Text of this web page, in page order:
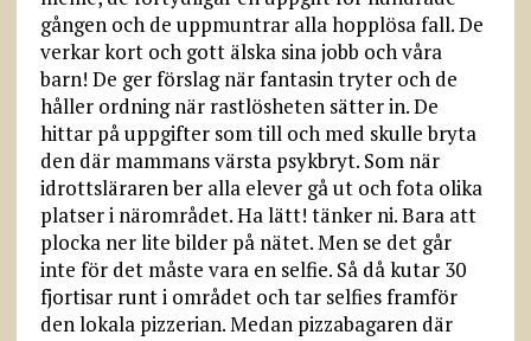
gången och de uppmuntrar alla hopplösa fall. De
verkar kort och gott älska sina jobb och våra
barn! De ger förslag när fantasin tryter och de
håller ordning när rastlösheten sätter in. De
hittar på uppgifter som till och med skulle bryta
den där mammans värsta psykbryt. Som när
idrottsläraren ber alla elever gå ut och fota olika
platser i närområdet. Ha lätt! tänker ni. Bara att
plocka ner lite bilder på nätet. Men se det går
inte för det måste vara en selfie. Så då kutar 30
fjortisar runt i området och tar selfies framför
den lokala pizzerian. Medan pizzabagaren där